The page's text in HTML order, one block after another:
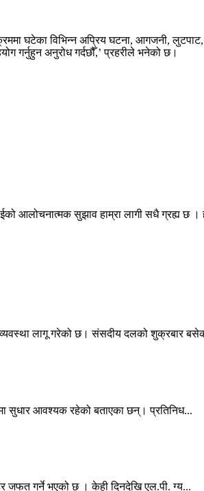
घटेका विभिन्न अप्रिय घटना, आगजनी,
गर्नुहुन अनुरोध गर्दछौँ,’ प्रहरीले भनेको छ।
आलोचनात्मक सुझाव हाम्रा लागी सधै ग्रह्य छ
लागू गरेको छ। संसदीय दलको शुक्रबार
सुधार आवश्यक रहेको बताएका छन्। प्रतिनिध...
जफत गर्ने भएको छ । केही दिनदेखि एल.पी. ग्य...